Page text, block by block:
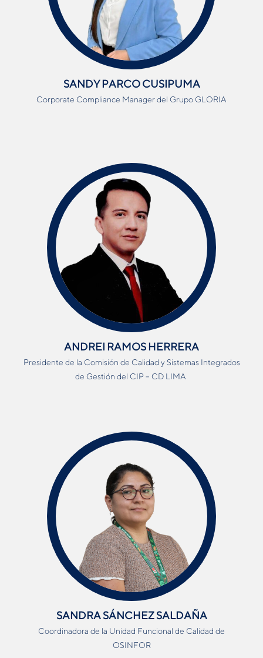
SANDY PARCO CUSIPUMA
Corporate Compliance Manager del Grupo GLORIA
ANDREI RAMOS HERRERA
Presidente de la Comisión de Calidad y Sistemas Integrados
de Gestión del CIP – CD LIMA
SANDRA SÁNCHEZ SALDAÑA
Coordinadora de la Unidad Funcional de Calidad de
OSINFOR